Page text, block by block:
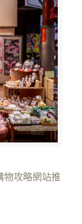
攻略網站推